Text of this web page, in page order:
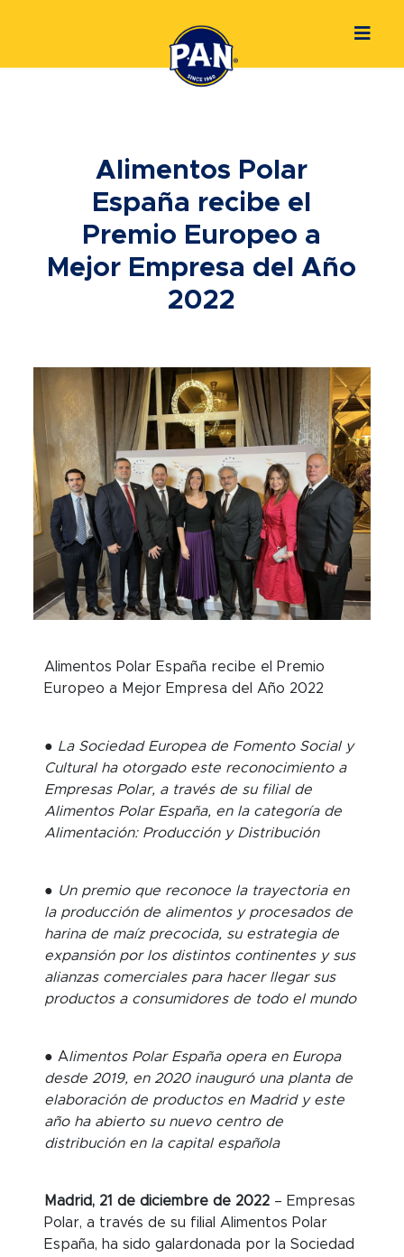
Alimentos Polar
España recibe el
Premio Europeo a
Mejor Empresa del Año
2022
Alimentos Polar España recibe el Premio
Europeo a Mejor Empresa del Año 2022
● La Sociedad Europea de Fomento Social y
Cultural ha otorgado este reconocimiento a
Empresas Polar, a través de su filial de
Alimentos Polar España, en la categoría de
Alimentación: Producción y Distribución
● Un premio que reconoce la trayectoria en
la producción de alimentos y procesados de
harina de maíz precocida, su estrategia de
expansión por los distintos continentes y sus
alianzas comerciales para hacer llegar sus
productos a consumidores de todo el mundo
● Alimentos Polar España opera en Europa
desde 2019, en 2020 inauguró una planta de
elaboración de productos en Madrid y este
año ha abierto su nuevo centro de
distribución en la capital española
Madrid, 21 de diciembre de 2022 – Empresas
Polar, a través de su filial Alimentos Polar
España, ha sido galardonada por la Sociedad